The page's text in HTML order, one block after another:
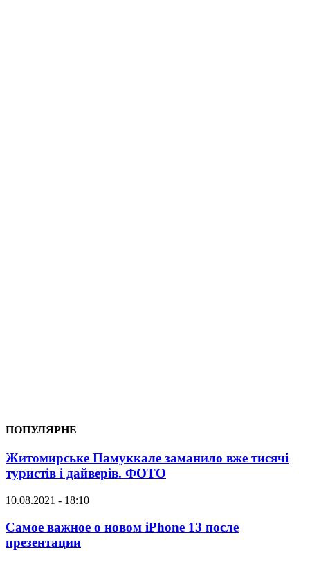
ПОПУЛЯРНЕ
Житомирське Памуккале заманило вже тисячі
туристів і дайверів. ФОТО
10.08.2021 - 18:10
Самое важное о новом iPhone 13 после
презентации